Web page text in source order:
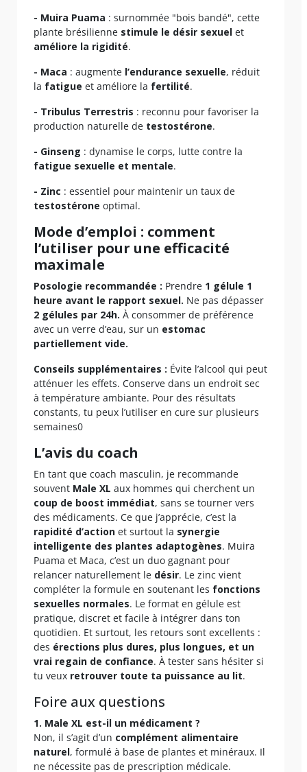
- Muira Puama : surnommée "bois bandé", cette
plante brésilienne stimule le désir sexuel et
améliore la rigidité.
- Maca : augmente l’endurance sexuelle, réduit
la fatigue et améliore la fertilité.
- Tribulus Terrestris : reconnu pour favoriser la
production naturelle de testostérone.
- Ginseng : dynamise le corps, lutte contre la
fatigue sexuelle et mentale.
- Zinc : essentiel pour maintenir un taux de
testostérone optimal.
Mode d’emploi : comment
l’utiliser pour une efficacité
maximale
Posologie recommandée : Prendre 1 gélule 1
heure avant le rapport sexuel. Ne pas dépasser
2 gélules par 24h. À consommer de préférence
avec un verre d’eau, sur un estomac
partiellement vide.
Conseils supplémentaires : Évite l’alcool qui peut
atténuer les effets. Conserve dans un endroit sec
à température ambiante. Pour des résultats
constants, tu peux l’utiliser en cure sur plusieurs
semaines0
L’avis du coach
En tant que coach masculin, je recommande
souvent Male XL aux hommes qui cherchent un
coup de boost immédiat, sans se tourner vers
des médicaments. Ce que j’apprécie, c’est la
rapidité d’action et surtout la synergie
intelligente des plantes adaptogènes. Muira
Puama et Maca, c’est un duo gagnant pour
relancer naturellement le désir. Le zinc vient
compléter la formule en soutenant les fonctions
sexuelles normales. Le format en gélule est
pratique, discret et facile à intégrer dans ton
quotidien. Et surtout, les retours sont excellents :
des érections plus dures, plus longues, et un
vrai regain de confiance. À tester sans hésiter si
tu veux retrouver toute ta puissance au lit.
Foire aux questions
1. Male XL est-il un médicament ?
Non, il s’agit d’un complément alimentaire
naturel, formulé à base de plantes et minéraux. Il
ne nécessite pas de prescription médicale.